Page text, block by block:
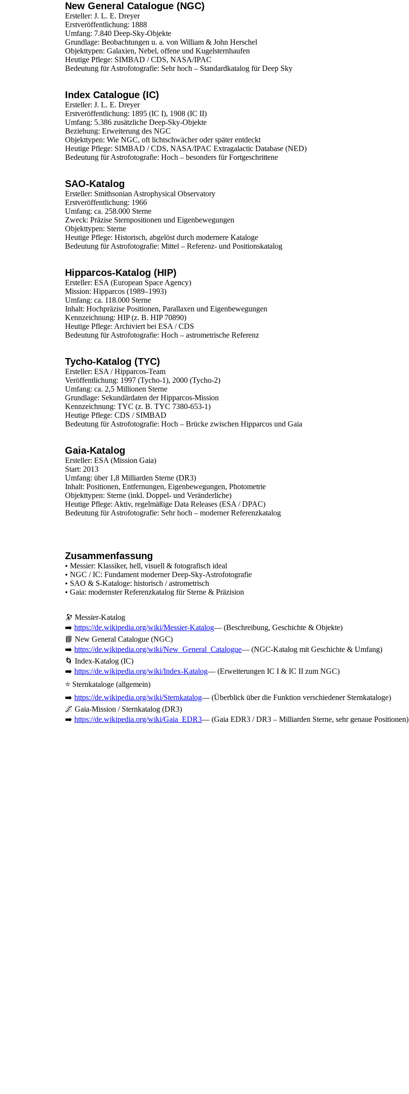
New General Catalogue (NGC)
Ersteller: J. L. E. Dreyer
Erstveröffentlichung: 1888
Umfang: 7.840 Deep-Sky-Objekte
Grundlage: Beobachtungen u. a. von William & John Herschel
Objekttypen: Galaxien, Nebel, offene und Kugelsternhaufen
Heutige Pflege: SIMBAD / CDS, NASA/IPAC
Bedeutung für Astrofotografie: Sehr hoch – Standardkatalog für Deep Sky
Index Catalogue (IC)
Ersteller: J. L. E. Dreyer
Erstveröffentlichung: 1895 (IC I), 1908 (IC II)
Umfang: 5.386 zusätzliche Deep-Sky-Objekte
Beziehung: Erweiterung des NGC
Objekttypen: Wie NGC, oft lichtschwächer oder später entdeckt
Heutige Pflege: SIMBAD / CDS, NASA/IPAC Extragalactic Database (NED)
Bedeutung für Astrofotografie: Hoch – besonders für Fortgeschrittene
SAO-Katalog
Ersteller: Smithsonian Astrophysical Observatory
Erstveröffentlichung: 1966
Umfang: ca. 258.000 Sterne
Zweck: Präzise Sternpositionen und Eigenbewegungen
Objekttypen: Sterne
Heutige Pflege: Historisch, abgelöst durch modernere Kataloge
Bedeutung für Astrofotografie: Mittel – Referenz- und Positionskatalog
Hipparcos-Katalog (HIP)
Ersteller: ESA (European Space Agency)
Mission: Hipparcos (1989–1993)
Umfang: ca. 118.000 Sterne
Inhalt: Hochpräzise Positionen, Parallaxen und Eigenbewegungen
Kennzeichnung: HIP (z. B. HIP 70890)
Heutige Pflege: Archiviert bei ESA / CDS
Bedeutung für Astrofotografie: Hoch – astrometrische Referenz
Tycho-Katalog (TYC)
Ersteller: ESA / Hipparcos-Team
Veröffentlichung: 1997 (Tycho-1), 2000 (Tycho-2)
Umfang: ca. 2,5 Millionen Sterne
Grundlage: Sekundärdaten der Hipparcos-Mission
Kennzeichnung: TYC (z. B. TYC 7380-653-1)
Heutige Pflege: CDS / SIMBAD
Bedeutung für Astrofotografie: Hoch – Brücke zwischen Hipparcos und Gaia
Gaia-Katalog
Ersteller: ESA (Mission Gaia)
Start: 2013
Umfang: über 1,8 Milliarden Sterne (DR3)
Inhalt: Positionen, Entfernungen, Eigenbewegungen, Photometrie
Objekttypen: Sterne (inkl. Doppel- und Veränderliche)
Heutige Pflege: Aktiv, regelmäßige Data Releases (ESA / DPAC)
Bedeutung für Astrofotografie: Sehr hoch – moderner Referenzkatalog
Zusammenfassung
• Messier: Klassiker, hell, visuell & fotografisch ideal
• NGC / IC: Fundament moderner Deep-Sky-Astrofotografie
• SAO & S-Kataloge: historisch / astrometrisch
• Gaia: modernster Referenzkatalog für Sterne & Präzision
🔭 Messier-Katalog
➡️https://de.wikipedia.org/wiki/Messier-Katalog— (Beschreibung, Geschichte & Objekte)
📘 New General Catalogue (NGC)
➡️https://de.wikipedia.org/wiki/New_General_Catalogue— (NGC-Katalog mit Geschichte & Umfang)
🌀 Index-Katalog (IC)
➡️https://de.wikipedia.org/wiki/Index-Katalog— (Erweiterungen IC I & IC II zum NGC)
⭐ Sternkataloge (allgemein)
➡️https://de.wikipedia.org/wiki/Sternkatalog— (Überblick über die Funktion verschiedener Sternkataloge)
🌌 Gaia-Mission / Sternkatalog (DR3)
➡️https://de.wikipedia.org/wiki/Gaia_EDR3— (Gaia EDR3 / DR3 – Milliarden Sterne, sehr genaue Positionen)